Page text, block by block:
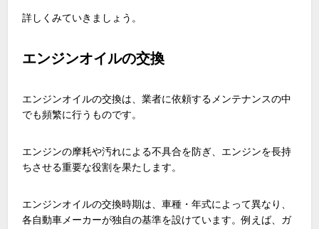
詳しくみていきましょう。
エンジンオイルの交換
エンジンオイルの交換は、業者に依頼するメンテナンスの中
でも頻繁に行うものです。
エンジンの摩耗や汚れによる不具合を防ぎ、エンジンを長持
ちさせる重要な役割を果たします。
エンジンオイルの交換時期は、車種・年式によって異なり、
各自動車メーカーが独自の基準を設けています。例えば、ガ